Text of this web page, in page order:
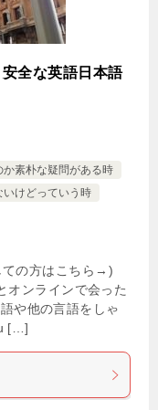
全な英語日本語
素朴な疑問がある時
けどっていう時
ての方はこちら→)
オンラインで会った
や他の言語をしゃ
[…]